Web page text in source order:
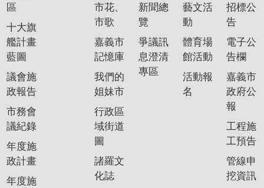
區
十大旗
艦計畫
藍圖
議會施
政報告
市務會
議紀錄
年度施
政計畫
年度施
市花、
市歌
嘉義市
記憶庫
我們的
姐妹市
行政區
域街道
圖
諸羅文
化誌
新聞總
覽
爭議訊
息澄清
專區
藝文活
動
體育場
館活動
活動報
名
招標公
告
電子公
告欄
嘉義市
政府公
報
工程施
工預告
管線申
挖資訊